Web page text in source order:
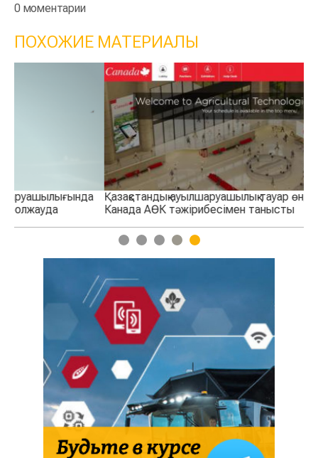
0 моментарии
ПОХОЖИЕ МАТЕРИАЛЫ
Қазақстандық ауылшаруашылық тауар өндірушілері
Канада АӨК тәжірибесімен танысты
1 2 3 4 5